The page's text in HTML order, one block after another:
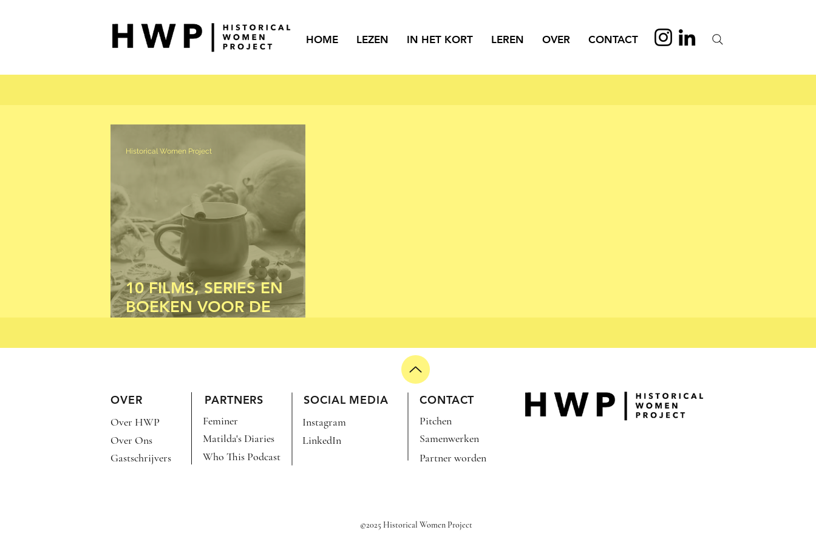
HOME LEZEN IN HET KORT LEREN OVER CONTACT
10 FILMS, SERIES EN
BOEKEN VOOR DE
Historical Women Project
OVER PARTNERS SOCIAL MEDIA CONTACT
Over HWP
Over Ons
Pitchen
Samenwerken
Instagram
Feminer
Matilda's Diaries
LinkedIn
Gastschrijvers
Who This Podcast Partner worden
©2025 Historical Women Project